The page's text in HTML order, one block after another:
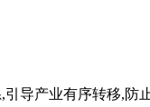
导产业有序转移,防